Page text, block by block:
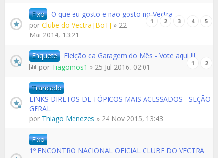
Fixo O que eu gosto e não gosto no Vectra
1 2 3 4 5
por Clube do Vectra [BoT] » 22
Mai 2014, 13:21
Enquete Eleição da Garagem do Mês - Vote aqui !!!
1 2
por Tiagomos1 » 25 Jul 2016, 02:01
Trancado
LINKS DIRETOS DE TÓPICOS MAIS ACESSADOS - SEÇÃO
GERAL
por Thiago Menezes » 24 Nov 2015, 13:43
Fixo
1º ENCONTRO NACIONAL OFICIAL CLUBE DO VECTRA